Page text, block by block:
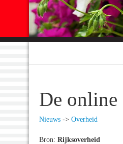
De online
Nieuws -> Overheid
Bron: Rijksoverheid